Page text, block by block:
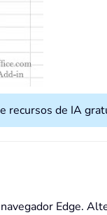
recursos de IA
Edge.